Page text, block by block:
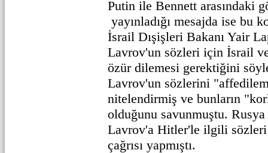
Putin ile Bennett arasındaki
yayınladığı mesajda ise bu
İsrail Dışişleri Bakanı Yair
Lavrov'un sözleri için İsrail
özür dilemesi gerektiğini
Lavrov'un sözlerini
nitelendirmiş ve bunların
olduğunu savunmuştu. Rusya
Lavrov'a Hitler'le ilgili
çağrısı yapmıştı.